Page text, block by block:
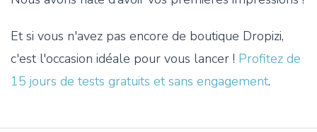
Et si vous n'avez pas encore de boutique Dropizi,
c'est l'occasion idéale pour vous lancer ! Profitez de
15 jours de tests gratuits et sans engagement.